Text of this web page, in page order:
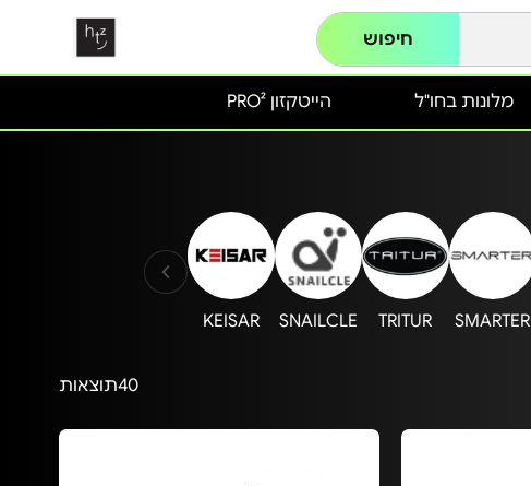
חיפוש
הייטקזון PRO² מלונות בחו"ל
SMARTER
TRITUR
SNAILCLE
KEISAR
40תוצאות